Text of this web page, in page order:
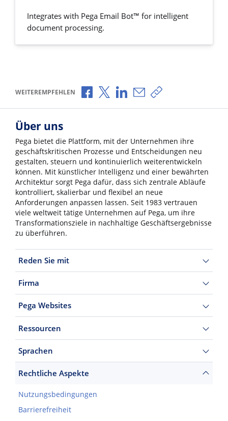
Integrates with Pega Email Bot™ for intelligent
document processing.
WEITEREMPFEHLEN Über Facebook teilen
Über X teilen
Über LinkedIn teilen
Über E-Mail teilen
Link zum Teilen
Über uns
Pega bietet die Plattform, mit der Unternehmen ihre
geschäftskritischen Prozesse und Entscheidungen neu
gestalten, steuern und kontinuierlich weiterentwickeln
können. Mit künstlicher Intelligenz und einer bewährten
Architektur sorgt Pega dafür, dass sich zentrale Abläufe
kontrolliert, skalierbar und flexibel an neue
Anforderungen anpassen lassen. Seit 1983 vertrauen
viele weltweit tätige Unternehmen auf Pega, um ihre
Transformationsziele in nachhaltige Geschäftsergebnisse
zu überführen.
Reden Sie mit
Firma
Pega Websites
Ressourcen
Sprachen
Rechtliche Aspekte
Nutzungsbedingungen
Barrierefreiheit